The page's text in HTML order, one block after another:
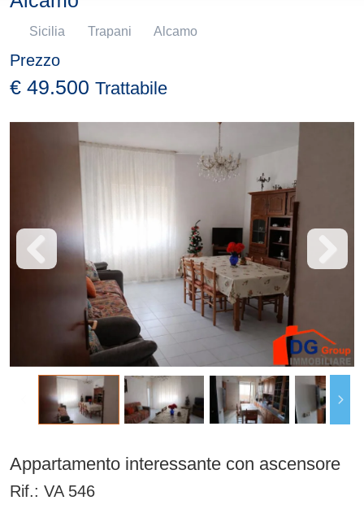
Sicilia Trapani Alcamo
Prezzo
€ 49.500 Trattabile
Appartamento interessante con ascensore
Rif.: VA 546